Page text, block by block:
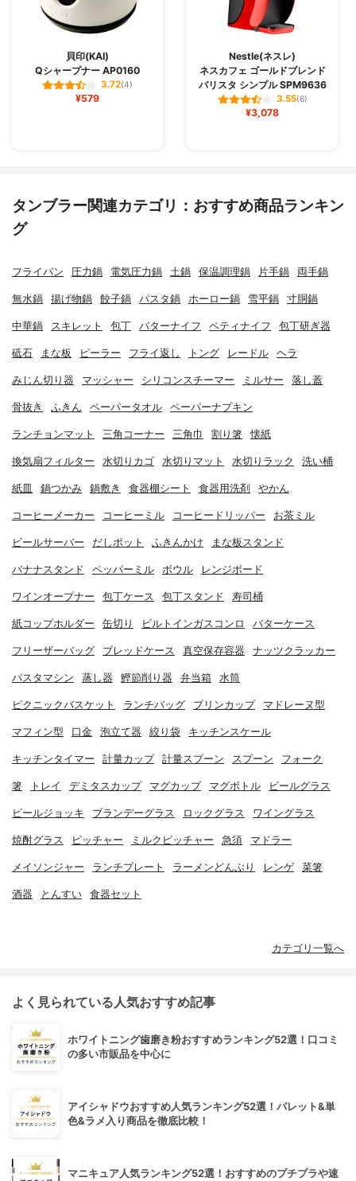
貝印(KAI)
Qシャープナー AP0160
3.72(4)
¥579
Nestle(ネスレ)
ネスカフェ ゴールドブレンド
バリスタ シンプル SPM9636
3.55(6)
¥3,078
タンブラー関連カテゴリ：おすすめ商品ランキン
グ
フライパン 圧力鍋 電気圧力鍋 土鍋 保温調理鍋 片手鍋 両手鍋
無水鍋 揚げ物鍋 餃子鍋 パスタ鍋 ホーロー鍋 雪平鍋 寸胴鍋
中華鍋 スキレット 包丁 バターナイフ ペティナイフ 包丁研ぎ器
砥石 まな板 ピーラー フライ返し トング レードル ヘラ
みじん切り器 マッシャー シリコンスチーマー ミルサー 落し蓋
骨抜き ふきん ペーパータオル ペーパーナプキン
ランチョンマット 三角コーナー 三角巾 割り箸 懐紙
換気扇フィルター 水切りカゴ 水切りマット 水切りラック 洗い桶
紙皿 鍋つかみ 鍋敷き 食器棚シート 食器用洗剤 やかん
コーヒーメーカー コーヒーミル コーヒードリッパー お茶ミル
ビールサーバー だしポット ふきんかけ まな板スタンド
バナナスタンド ペッパーミル ボウル レンジボード
ワインオープナー 包丁ケース 包丁スタンド 寿司桶
紙コップホルダー 缶切り ビルトインガスコンロ バターケース
フリーザーバッグ ブレッドケース 真空保存容器 ナッツクラッカー
パスタマシン 蒸し器 鰹節削り器 弁当箱 水筒
ピクニックバスケット ランチバッグ プリンカップ マドレーヌ型
マフィン型 口金 泡立て器 絞り袋 キッチンスケール
キッチンタイマー 計量カップ 計量スプーン スプーン フォーク
箸 トレイ デミタスカップ マグカップ マグボトル ビールグラス
ビールジョッキ ブランデーグラス ロックグラス ワイングラス
焼酎グラス ピッチャー ミルクピッチャー 急須 マドラー
メイソンジャー ランチプレート ラーメンどんぶり レンゲ 菜箸
酒器 とんすい 食器セット
カテゴリ一覧へ
よく見られている人気おすすめ記事
ホワイトニング歯磨き粉おすすめランキング52選！口コミ
の多い市販品を中心に
アイシャドウおすすめ人気ランキング52選！パレット&単
色&ラメ入り商品を徹底比較！
マニキュア人気ランキング52選！おすすめのプチプラや速